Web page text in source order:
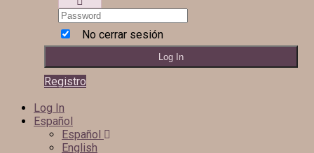
No cerrar sesión
Registro
Log In
Español
Español
English